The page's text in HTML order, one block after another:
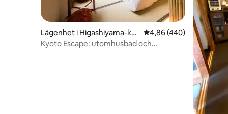
Lägenhet i Higashiyama-ku,
Kyoto
4,86 av 5 i
4,86 (440)
Kyoto Escape: utomhusbad och